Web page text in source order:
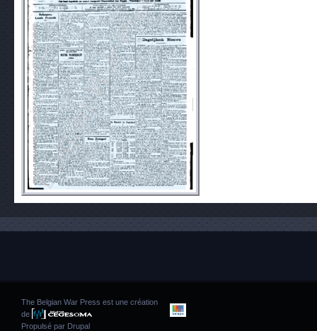
The Belgian War Press est une création
de
Propulsé par Drupal